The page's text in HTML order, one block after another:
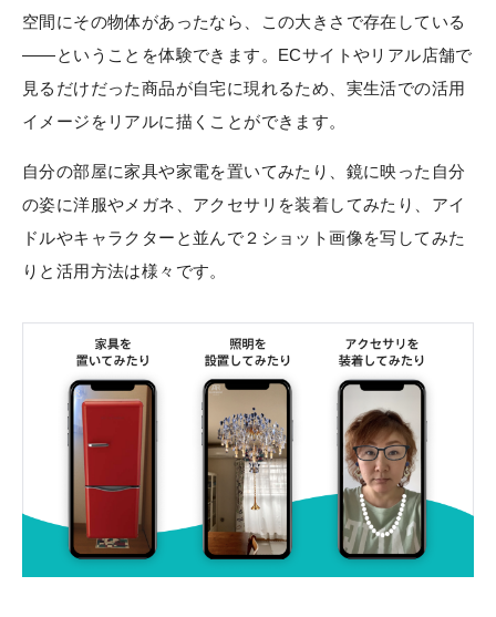
空間にその物体があったなら、この大きさで存在している
——ということを体験できます。ECサイトやリアル店舗で
見るだけだった商品が自宅に現れるため、実生活での活用
イメージをリアルに描くことができます。
自分の部屋に家具や家電を置いてみたり、鏡に映った自分
の姿に洋服やメガネ、アクセサリを装着してみたり、アイ
ドルやキャラクターと並んで２ショット画像を写してみた
りと活用方法は様々です。